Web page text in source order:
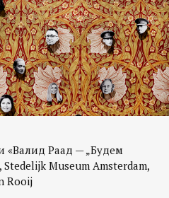
«Валид Раад — „Будем
Museum Amsterdam,